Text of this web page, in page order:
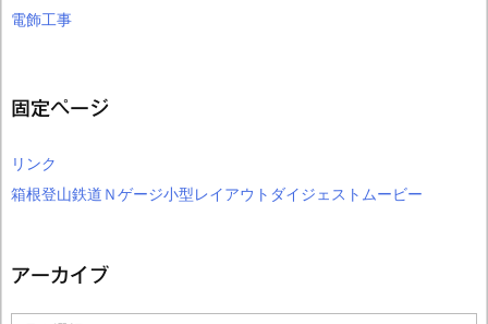
電飾工事
固定ページ
リンク
箱根登山鉄道Ｎゲージ小型レイアウトダイジェストムービー
アーカイブ